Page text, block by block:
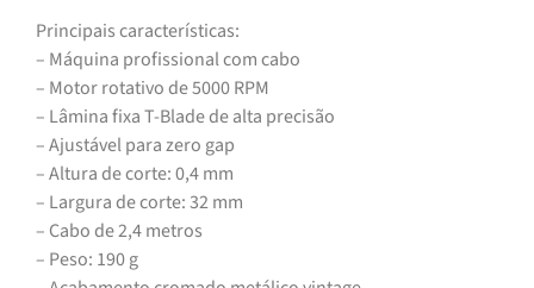
Principais características:
– Máquina profissional com cabo
– Motor rotativo de 5000 RPM
– Lâmina fixa T-Blade de alta precisão
– Ajustável para zero gap
– Altura de corte: 0,4 mm
– Largura de corte: 32 mm
– Cabo de 2,4 metros
– Peso: 190 g